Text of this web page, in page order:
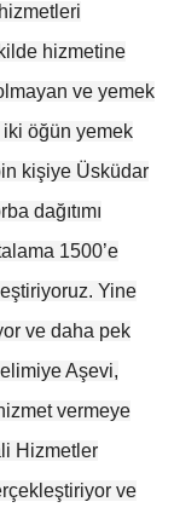
hizmetine
ve yemek
iki öğün yemek
kişiye Üsküdar
dağıtımı
1500’e
Yine
ve daha pek
Aşevi,
vermeye
Hizmetler
ve